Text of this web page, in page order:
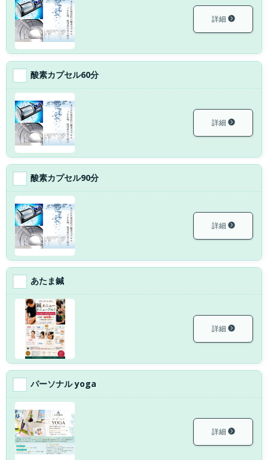
詳細
酸素カプセル60分
詳細
酸素カプセル90分
詳細
あたま鍼
詳細
パーソナル yoga
詳細